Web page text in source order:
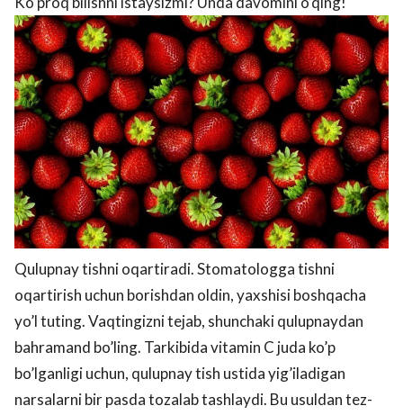
Qulupnay tishni oqartiradi. Stomatologga tishni
oqartirish uchun borishdan oldin, yaxshisi boshqacha
yo’l tuting. Vaqtingizni tejab, shunchaki qulupnaydan
bahramand bo’ling. Tarkibida vitamin C juda ko’p
bo’lganligi uchun, qulupnay tish ustida yig’iladigan
narsalarni bir pasda tozalab tashlaydi. Bu usuldan tez-